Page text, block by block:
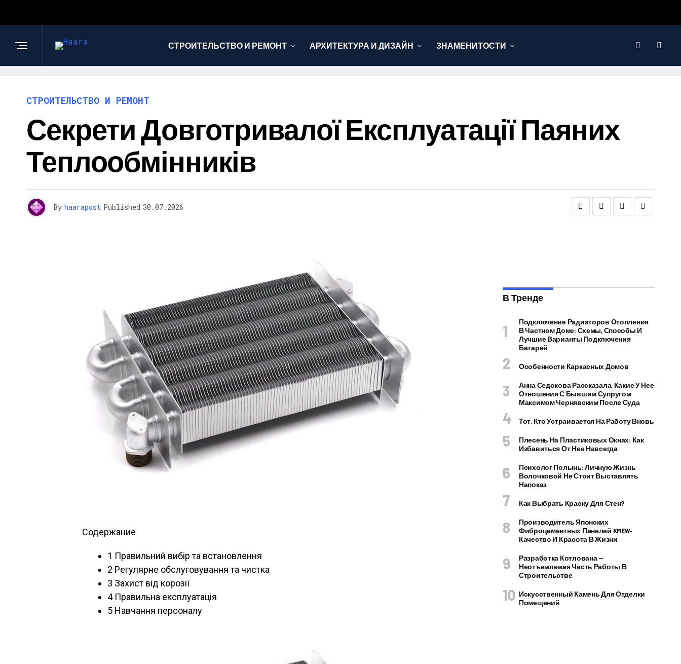
СТРОИТЕЛЬСТВО И РЕМОНТ АРХИТЕКТУРА И ДИЗАЙН ЗНАМЕНИТОСТИ
СТРОИТЕЛЬСТВО И РЕМОНТ
Секрети Довготривалої Експлуатації Паяних
Теплообмінників
By haarapost Published 30.07.2026
Содержание
1 Правильний вибір та встановлення
2 Регулярне обслуговування та чистка
3 Захист від корозії
4Правильна експлуатація
5 Навчання персоналу
В Тренде
Подключение Радиаторов Отопления
В Частном Доме: Схемы, Способы И
Лучшие Варианты Подключения
Батарей
Особенности Каркасных Домов
Анна Седокова Рассказала, Какие У Нее
Отношения С Бывшим Супругом
Максимом Чернявским После Суда
Тот, Кто Устраивается На Работу Вновь
Плесень На Пластиковых Окнах: Как
Избавиться От Нее Навсегда
Психолог Полынь: Личную Жизнь
Волочковой Не Стоит Выставлять
Напоказ
Как Выбрать Краску Для Стен?
Производитель Японских
Фиброцементных Панелей KMEW-
Качество И Красота В Жизни
Разработка Котлована —
Неотъемлемая Часть Работы В
Строительстве
Искусственный Камень Для Отделки
Помещений